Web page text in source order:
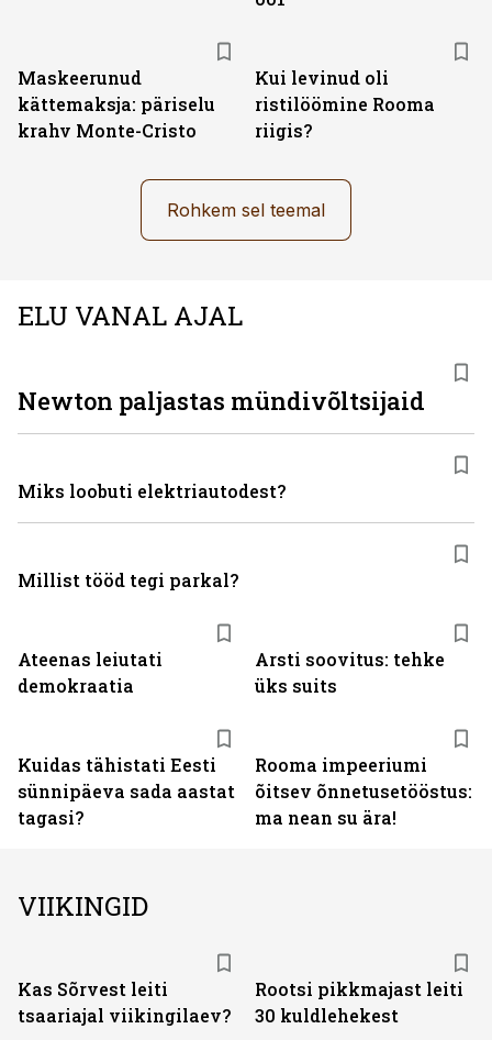
Maskeerunud
kättemaksja: päriselu
krahv Monte-Cristo
Kui levinud oli
ristilöömine Rooma
riigis?
Rohkem sel teemal
ELU VANAL AJAL
Ateenas leiutati
demokraatia
Arsti soovitus: tehke
üks suits
Kuidas tähistati Eesti
sünnipäeva sada aastat
tagasi?
Rooma impeeriumi
õitsev õnnetusetööstus:
ma nean su ära!
Newton paljastas mündivõltsijaid
Miks loobuti elektriautodest?
Millist tööd tegi parkal?
VIIKINGID
Kas Sõrvest leiti
tsaariajal viikingilaev?
Rootsi pikkmajast leiti
30 kuldlehekest